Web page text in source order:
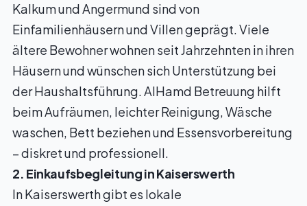
Kalkum und Angermund sind von
Einfamilienhäusern und Villen geprägt. Viele
ältere Bewohner wohnen seit Jahrzehnten in ihren
Häusern und wünschen sich Unterstützung bei
der Haushaltsführung. AlHamd Betreuung hilft
beim Aufräumen, leichter Reinigung, Wäsche
waschen, Bett beziehen und Essensvorbereitung
– diskret und professionell.
2. Einkaufsbegleitung in Kaiserswerth
In Kaiserswerth gibt es lokale